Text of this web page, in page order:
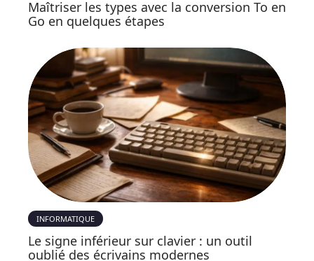
Maîtriser les types avec la conversion To en
Go en quelques étapes
INFORMATIQUE
Le signe inférieur sur clavier : un outil
oublié des écrivains modernes